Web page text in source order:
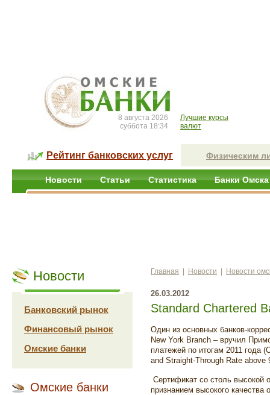
8 августа 2026
суббота 18:34
Лучшие курсы
валют
Рейтинг банковских услуг Физическим
Новости Статьи Статистика Банки Омска
Новости
Банковский рынок
Финансовый рынок
Омские банки
Омские банки
Главная Новости Новости
26.03.2012
Standard Chartered
Один из основных банков-
New York Branch – вручил
платежей по итогам 2011 года (
and Straight-Through Rate above
Сертификат со столь высокой
признанием высокого качества